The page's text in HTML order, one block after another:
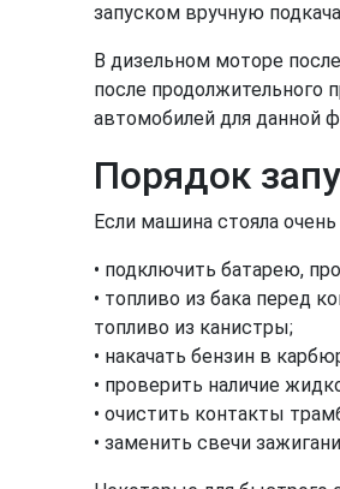
запуском вручную
В дизельном моторе
после продолжительного
автомобилей для данной
Порядок
Если машина стояла
• подключить батарею,
• топливо из бака перед
топливо из канистры;
• накачать бензин в
• проверить наличие
• очистить контакты
• заменить свечи